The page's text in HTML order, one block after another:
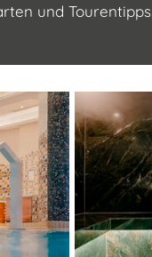
und Tourentipps